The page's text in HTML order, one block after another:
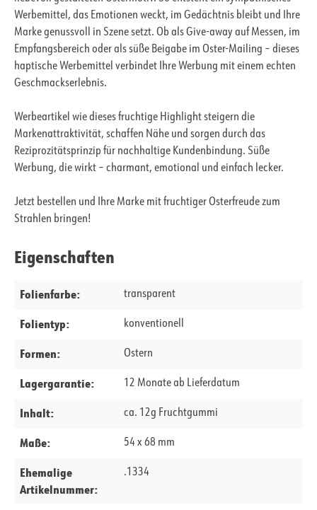
Werbemittel, das Emotionen weckt, im Gedächtnis bleibt und Ihre
Marke genussvoll in Szene setzt. Ob als Give-away auf Messen, im
Empfangsbereich oder als süße Beigabe im Oster-Mailing – dieses
haptische Werbemittel verbindet Ihre Werbung mit einem echten
Geschmackserlebnis.
Werbeartikel wie dieses fruchtige Highlight steigern die
Markenattraktivität, schaffen Nähe und sorgen durch das
Reziprozitätsprinzip für nachhaltige Kundenbindung. Süße
Werbung, die wirkt – charmant, emotional und einfach lecker.
Jetzt bestellen und Ihre Marke mit fruchtiger Osterfreude zum
Strahlen bringen!
Eigenschaften
Folienfarbe: transparent
Folientyp: konventionell
Formen: Ostern
Lagergarantie: 12 Monate ab Lieferdatum
Inhalt: ca. 12g Fruchtgummi
Maße: 54 x 68 mm
Ehemalige
Artikelnummer:
.1334